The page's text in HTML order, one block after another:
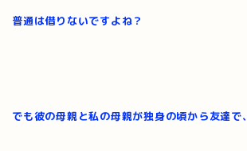
普通は借りないですよね？
でも彼の母親と私の母親が独身の頃から友達で、